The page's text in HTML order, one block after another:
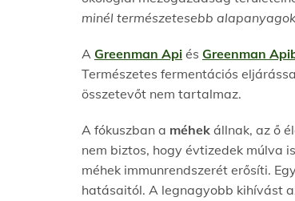
minél természetesebb
A Greenman Api és Greenman
Természetes fermentációs
összetevőt nem tartalmaz.
A fókuszban a méhek állnak, az ő
nem biztos, hogy évtizedek múlva
méhek immunrendszerét erősíti. Egy
hatásaitól. A legnagyobb kihívást